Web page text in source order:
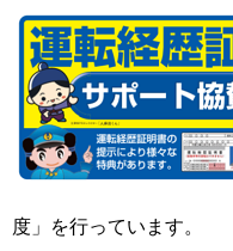
度」を行っています。